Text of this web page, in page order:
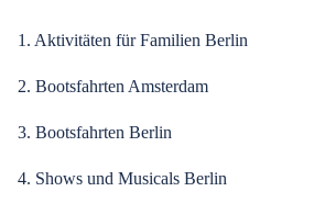
1. Aktivitäten für Familien Berlin
2. Bootsfahrten Amsterdam
3. Bootsfahrten Berlin
4. Shows und Musicals Berlin